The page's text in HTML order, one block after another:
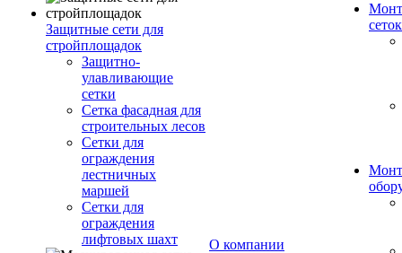
Защитные сети для
стройплощадок
Защитно-
улавливающие
сетки
Сетка фасадная для
строительных лесов
Сетки для
ограждения
лестничных
маршей
Сетки для
ограждения
лифтовых шахт
О компании
сеток